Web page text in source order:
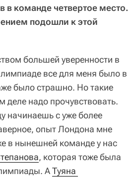
в команде четвертое место.
подошли к этой
большей уверенности в
все для меня было в
было страшно. Но такие
надо прочувствовать.
начинаешь с уже более
опыт Лондона мне
в нынешней команде у нас
, которая тоже была
АТуяна